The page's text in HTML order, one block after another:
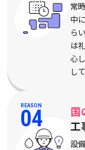
常
中
ら
は
心
し
REASON
04 国
工
設